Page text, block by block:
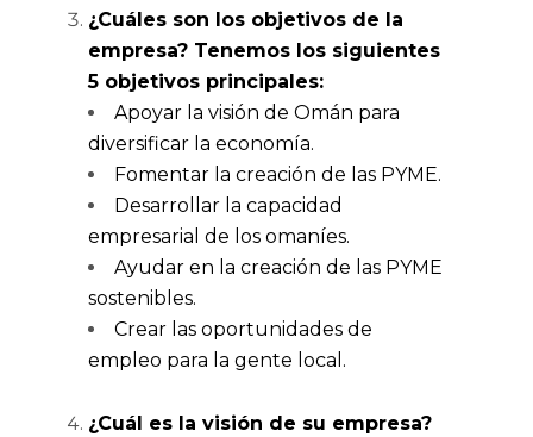
¿Cuáles son los objetivos de la
empresa? Tenemos los siguientes
5 objetivos principales:
Apoyar la visión de Omán para
diversificar la economía.
Fomentar la creación de las PYME.
Desarrollar la capacidad
empresarial de los omaníes.
Ayudar en la creación de las PYME
sostenibles.
Crear las oportunidades de
empleo para la gente local.
¿Cuá es la visión de su empresa?